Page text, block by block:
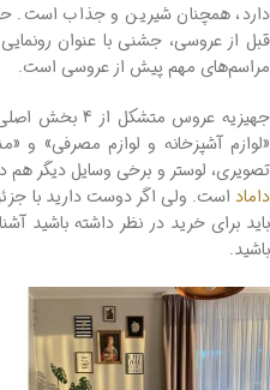
دارد، همچنان شیرین و جذاب است.
قبل از عروسی، جشنی با عنوان
مراسم‌های مهم پیش از عروسی است.
جهیزیه عروس
«لوازم آشپزخانه و لوازم مصرفی»
تصویری، لوستر و برخی وسایل دیگر هم
داماد است. ولی اگر دوست دارید با
باید برای خرید در نظر داشته باشید
باشید.